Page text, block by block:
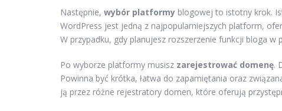
Następnie, wybór platformy blogowej to istotny krok.
WordPress jest jedną z najpopularniejszych platform,
W przypadku, gdy planujesz rozszerzenie funkcji bloga
Po wyborze platformy musisz zarejestrować domenę.
Powinna być krótka, łatwa do zapamiętania oraz
ją przez różne rejestratory domen, które oferują